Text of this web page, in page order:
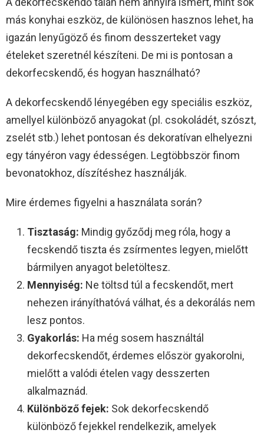
más konyhai eszköz, de különösen hasznos lehet, ha
igazán lenyűgöző és finom desszerteket vagy
ételeket szeretnél készíteni. De mi is pontosan a
dekorfecskendő, és hogyan használható?
A dekorfecskendő lényegében egy speciális eszköz,
amellyel különböző anyagokat (pl. csokoládét, szószt,
zselét stb.) lehet pontosan és dekoratívan elhelyezni
egy tányéron vagy édességen. Legtöbbször finom
bevonatokhoz, díszítéshez használják.
Mire érdemes figyelni a használata során?
Tisztaság: Mindig győződj meg róla, hogy a
fecskendő tiszta és zsírmentes legyen, mielőtt
bármilyen anyagot beletöltesz.
Mennyiség: Ne töltsd túl a fecskendőt, mert
nehezen irányíthatóvá válhat, és a dekorálás nem
lesz pontos.
Gyakorlás: Ha még sosem használtál
dekorfecskendőt, érdemes először gyakorolni,
mielőtt a valódi ételen vagy desszerten
alkalmaznád.
Különböző fejek: Sok dekorfecskendő
különböző fejekkel rendelkezik, amelyek